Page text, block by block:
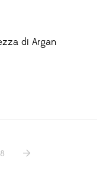
di Argan
8